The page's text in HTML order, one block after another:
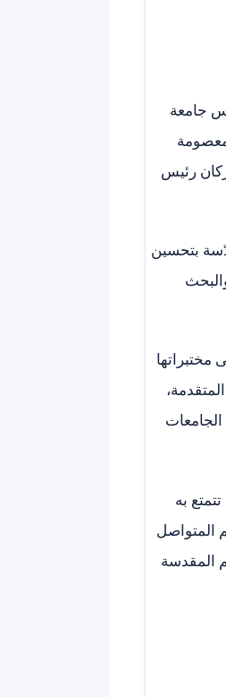
رئيس جامعة
معصومة
رئيس
بتحسين
مختبراتها
به
المتواصل
المقدسة